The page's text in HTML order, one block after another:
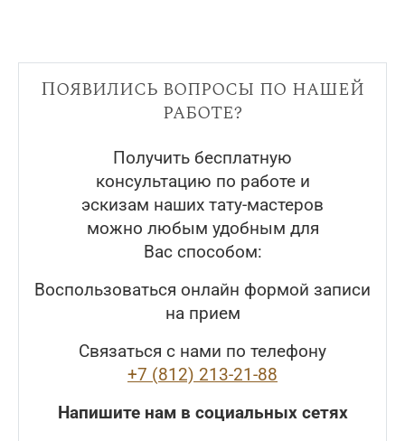
Появились вопросы по нашей
работе?
Получить бесплатную
консультацию по работе и
эскизам наших тату-мастеров
можно любым удобным для
Вас способом:
Воспользоваться онлайн формой записи
на прием
Связаться с нами по телефону
+7 (812) 213-21-88
Напишите нам в социальных сетях